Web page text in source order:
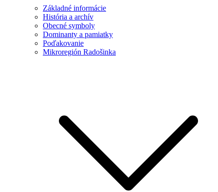
Základné informácie
História a archív
Obecné symboly
Dominanty a pamiatky
Poďakovanie
Mikroregión Radošinka